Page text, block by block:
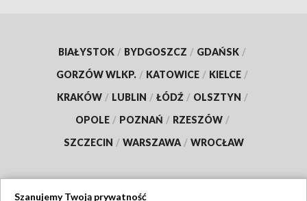
BIAŁYSTOK / BYDGOSZCZ / GDAŃSK /
GORZÓW WLKP. / KATOWICE / KIELCE /
KRAKÓW / LUBLIN / ŁÓDŹ / OLSZTYN /
OPOLE / POZNAŃ / RZESZÓW /
SZCZECIN / WARSZAWA / WROCŁAW
Szanujemy Twoją prywatność